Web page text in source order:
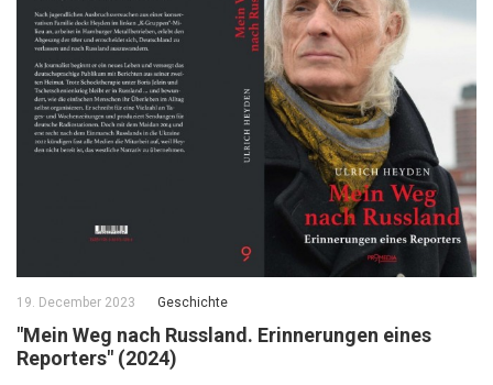
19. December 2023 Geschichte
"Mein Weg nach Russland. Erinnerungen eines
Reporters" (2024)